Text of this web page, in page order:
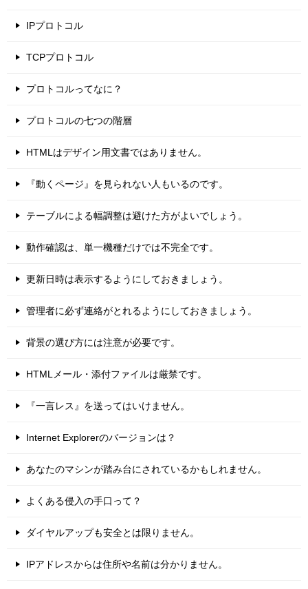
IPプロトコル
TCPプロトコル
プロトコルってなに？
プロトコルの七つの階層
HTMLはデザイン用文書ではありません。
『動くページ』を見られない人もいるのです。
テーブルによる幅調整は避けた方がよいでしょう。
動作確認は、単一機種だけでは不完全です。
更新日時は表示するようにしておきましょう。
管理者に必ず連絡がとれるようにしておきましょう。
背景の選び方には注意が必要です。
HTMLメール・添付ファイルは厳禁です。
『一言レス』を送ってはいけません。
Internet Explorerのバージョンは？
あなたのマシンが踏み台にされているかもしれません。
よくある侵入の手口って？
ダイヤルアップも安全とは限りません。
IPアドレスからは住所や名前は分かりません。